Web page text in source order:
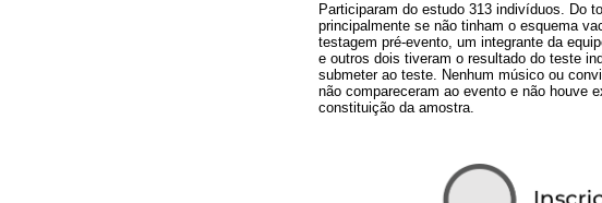
Participaram do estudo 313 indivíduos. Do
principalmente se não tinham o esquema
testagem pré-evento, um integrante da
e outros dois tiveram o resultado do teste
submeter ao teste. Nenhum músico ou
não compareceram ao evento e não houve
constituição da amostra.